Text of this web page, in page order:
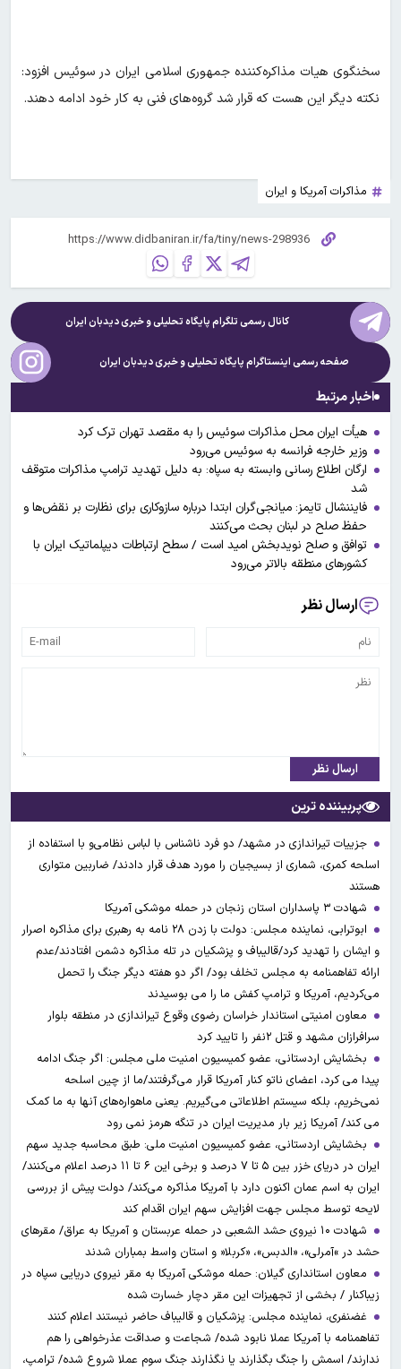
سخنگوی هیات مذاکره‌کننده جمهوری اسلامی ایران در سوئیس افزود:
نکته دیگر این هست که قرار شد گروه‌های فنی به کار خود ادامه دهند.
مذاکرات آمریکا و ایران
کانال رسمی تلگرام پایگاه تحلیلی و خبریدیدبان ایران
صفحه رسمی اینستاگرام پایگاه تحلیلی و خبریدیدبان ایران
اخبار مرتبط
هیأت ایران محل مذاکرات سوئیس را به مقصد تهران ترک کرد
وزیر خارجه فرانسه به سوئیس می‌رود
ارگان اطلاع رسانی وابسته به سپاه: به دلیل تهدید ترامپ مذاکرات متوقف
شد
فایننشال تایمز: میانجی‌گران ابتدا درباره سازوکاری برای نظارت بر نقض‌ها و
حفظ صلح در لبنان بحث می‌کنند
توافق و صلح نویدبخش امید است / سطح ارتباطات دیپلماتیک ایران با
کشورهای منطقه بالاتر می‌رود
ارسال نظر
ارسال نظر
پربیننده ترین
جزییات تیراندازی در مشهد/ دو فرد ناشناس با لباس نظامی‌و با استفاده از
اسلحه کمری، شماری از بسیجیان را مورد هدف قرار دادند/ ضاربین متواری
هستند
شهادت ۳ ‌پاسداران استان زنجان در حمله موشکی آمریکا
ابوترابی، نماینده مجلس: دولت با زدن ۲۸ نامه به رهبری برای مذاکره اصرار
و ایشان را تهدید کرد/قالیباف و پزشکیان در تله مذاکره دشمن افتادند/عدم
ارائه تفاهمنامه به مجلس تخلف بود/ اگر دو هفته دیگر جنگ را تحمل
می‌کردیم، آمریکا و ترامپ کفش ما را می بوسیدند
معاون امنیتی استاندار خراسان رضوی وقوع تیراندازی در منطقه بلوار
سرافرازان مشهد و قتل ۲نفر را تایید کرد
بخشایش اردستانی، عضو کمیسیون امنیت ملی مجلس: اگر جنگ ادامه
پیدا می کرد، اعضای ناتو کنار آمریکا قرار می‌گرفتند/ما از چین اسلحه
نمی‌خریم، بلکه سیستم اطلاعاتی می‌گیریم. یعنی ماهواره‌های آنها به ما کمک
می کند/ آمریکا زیر بار مدیریت ایران در تنگه هرمز نمی رود
بخشایش اردستانی، عضو کمیسیون امنیت ملی: طبق محاسبه جدید سهم
ایران در دریای خزر بین ۵ تا ۷ درصد و برخی این ۶ تا ۱۱ درصد اعلام می‌کنند/
ایران به اسم عمان اکنون دارد با آمریکا مذاکره می‌کند/ دولت پیش از بررسی
لایحه توسط مجلس جهت افزایش سهم ایران اقدام کند
شهادت ۱۰ نیروی حشد الشعبی در حمله عربستان و آمریکا به عراق/ مقرهای
حشد در »آمرلی»، «الدبس»، «کربلا« و استان واسط بمباران شدند
معاون استانداری گیلان: حمله موشکی آمریکا به مقر نیروی دریایی سپاه در
زیباکنار / بخشی از تجهیزات این مقر دچار خسارت شده
غضنفری، نماینده مجلس: پزشکیان و قالیباف حاضر نیستند اعلام کنند
تفاهمنامه با آمریکا عملا نابود شده/ شجاعت و صداقت عذرخواهی را هم
ندارند/ اسمش را جنگ بگذارند یا نگذارند جنگ سوم عملا شروع شده/ ترامپ،